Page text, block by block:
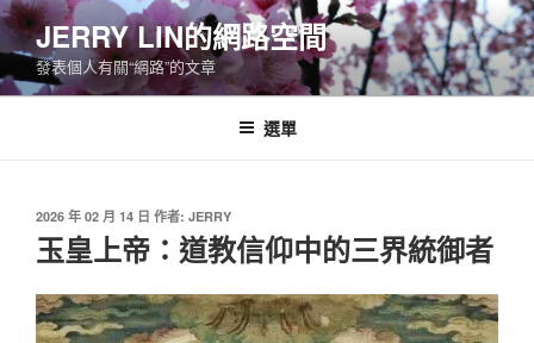
跳
至
主
要
JERRY LIN的網路空間
發表個人有關“網路”的文章
選單
發
佈
於
2026 年 02 月 14 日 作者: JERRY
玉皇上帝：道教信仰中的三界統御者